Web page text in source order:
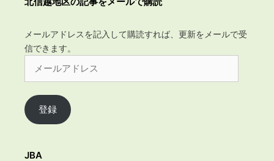
メールアドレスを記入して購読すれば、更新をメールで受
信できます。
ア
ド
登録
JBA